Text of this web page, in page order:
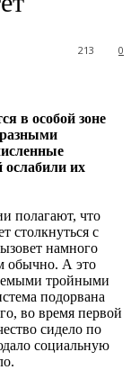
0
213
в особой зоне
ослабили их
полагают, что
столкнуться с
намного
обычно. А это
тройными
подорвана
во время первой
сидело по
социальную